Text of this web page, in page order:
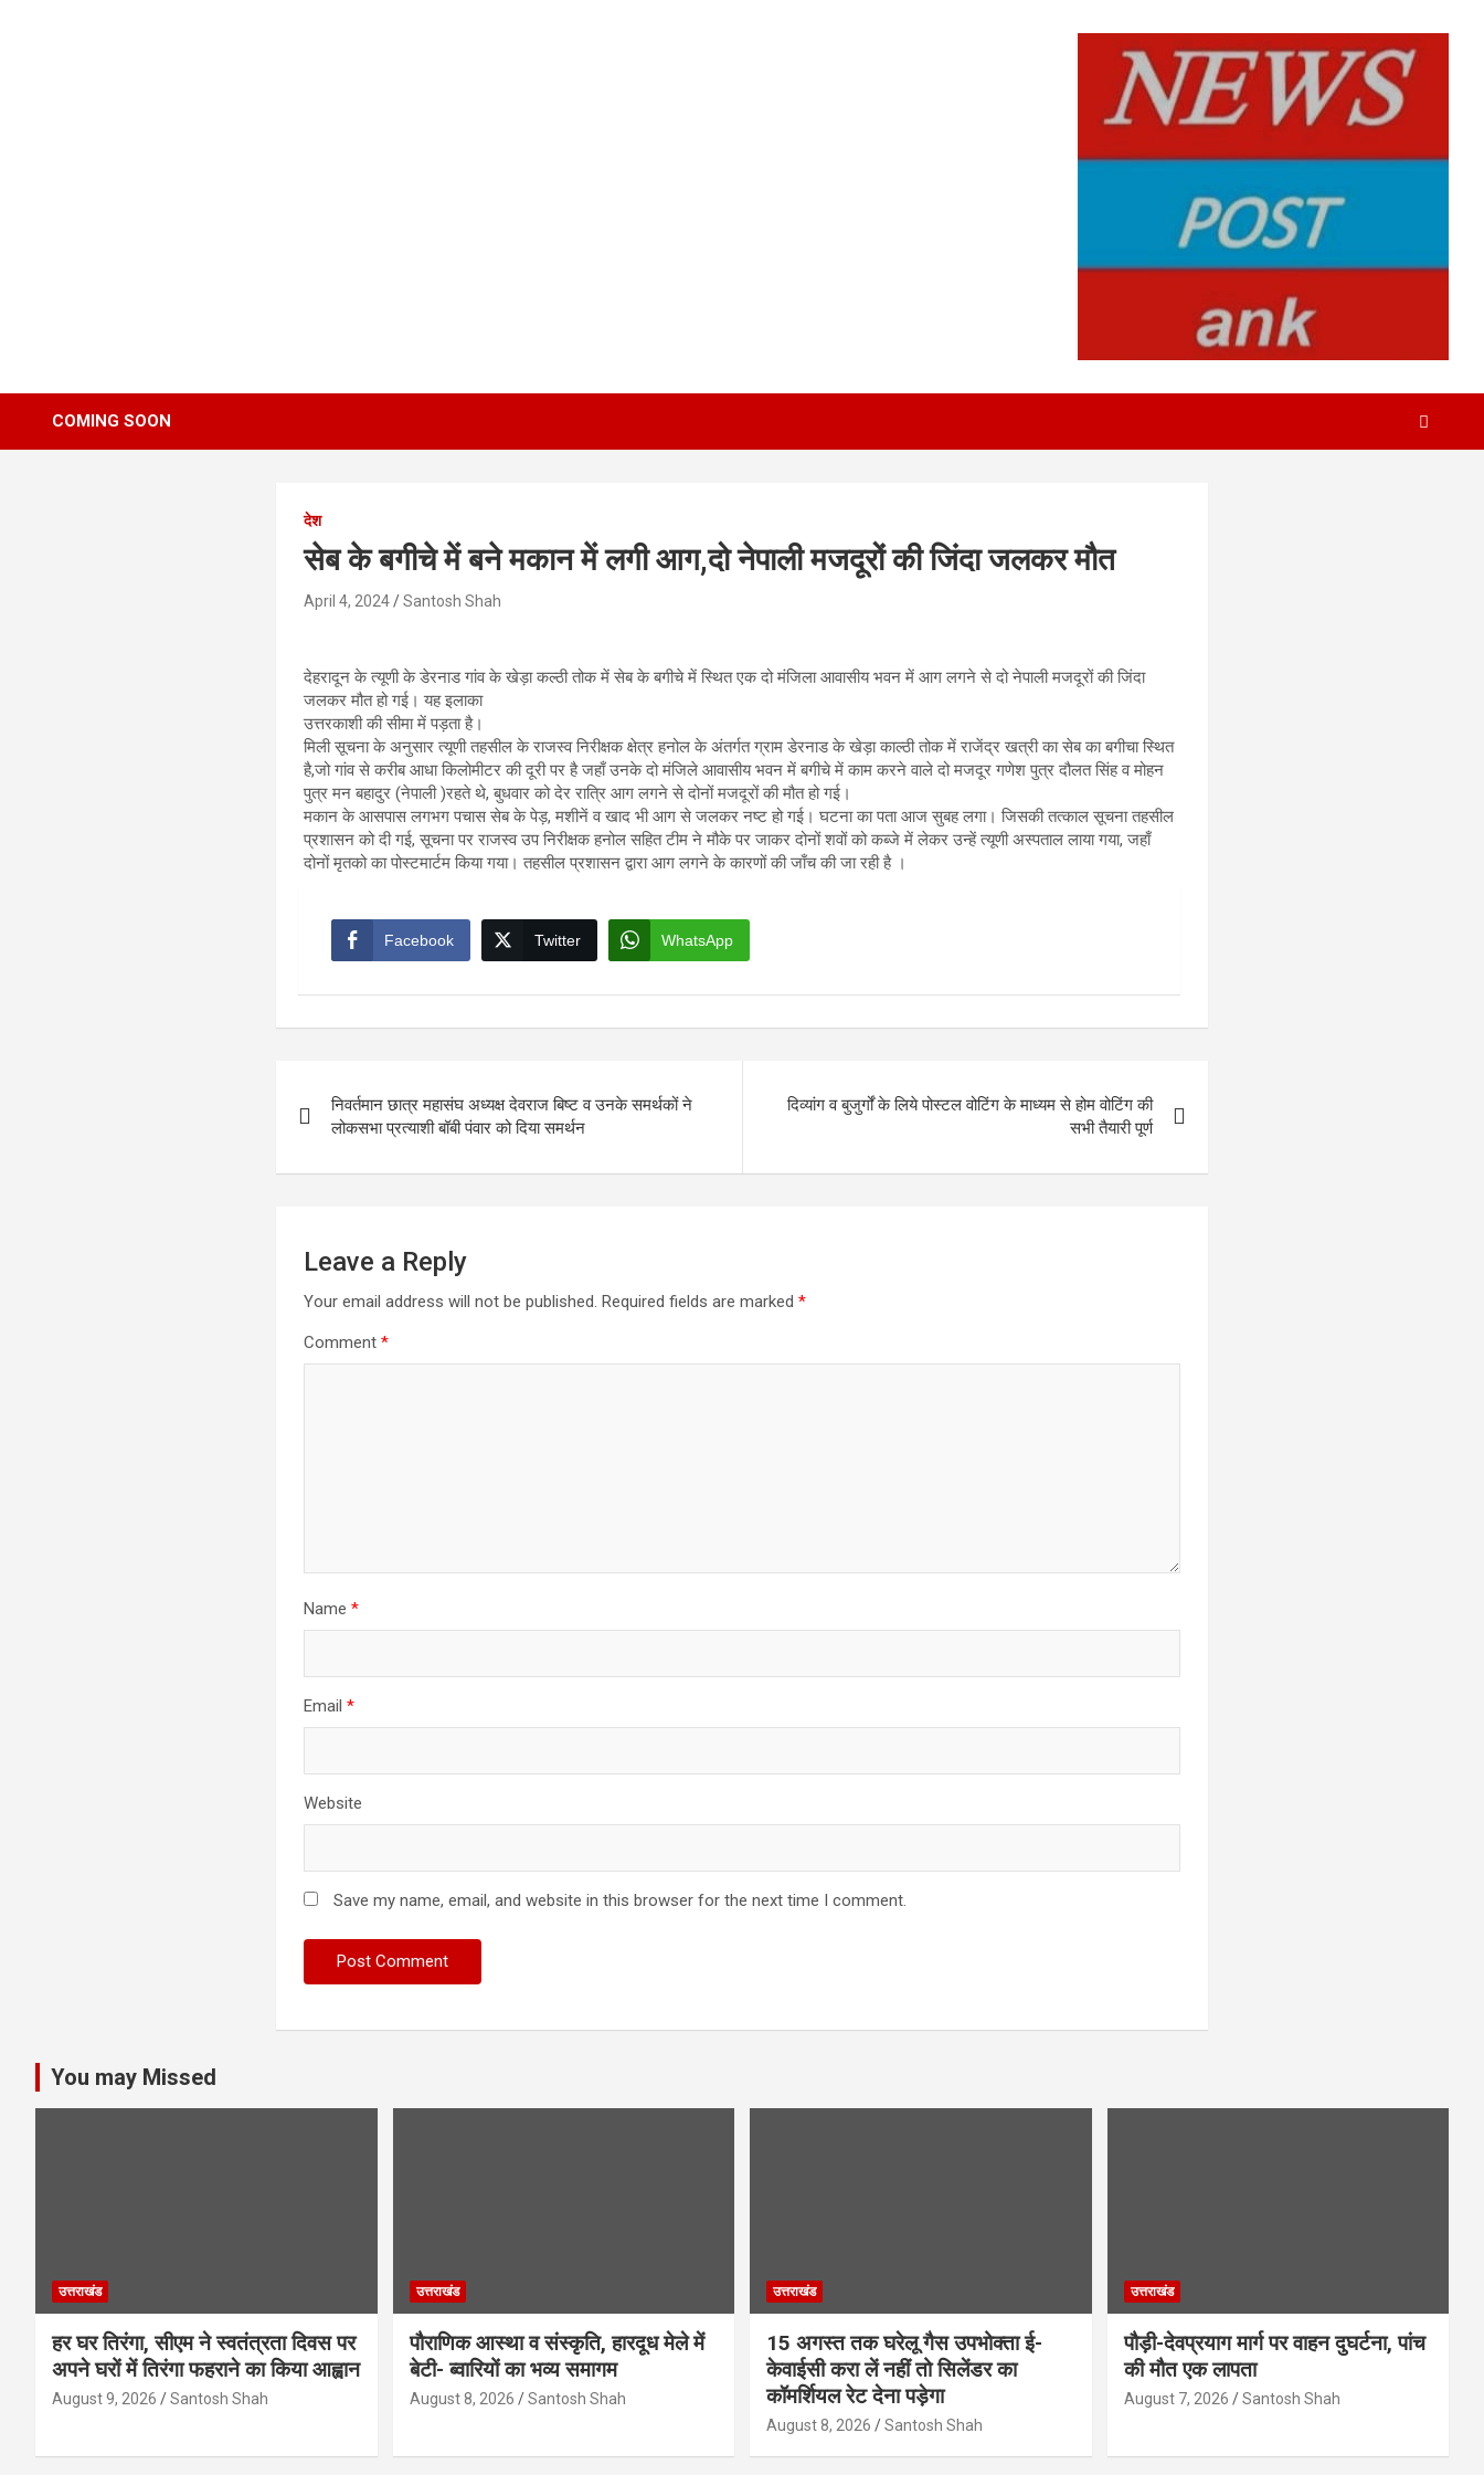
COMING SOON
देश
सेब के बगीचे में बने मकान में लगी आग,दो नेपाली मजदूरों की जिंदा जलकर मौत
April 4, 2024 Santosh Shah
देहरादून के त्यूणी के डेरनाड गांव के खेड़ा कल्ठी तोक में सेब के बगीचे में स्थित एक दो मंजिला आवासीय भवन में आग लगने से दो नेपाली मजदूरों की जिंदा
जलकर मौत हो गई। यह इलाका
उत्तरकाशी की सीमा में पड़ता है।
मिली सूचना के अनुसार त्यूणी तहसील के राजस्व निरीक्षक क्षेत्र हनोल के अंतर्गत ग्राम डेरनाड के खेड़ा काल्ठी तोक में राजेंद्र खत्री का सेब का बगीचा स्थित
है,जो गांव से करीब आधा किलोमीटर की दूरी पर है जहाँ उनके दो मंजिले आवासीय भवन में बगीचे में काम करने वाले दो मजदूर गणेश पुत्र दौलत सिंह व मोहन
पुत्र मन बहादुर (नेपाली )रहते थे, बुधवार को देर रात्रि आग लगने से दोनों मजदूरों की मौत हो गई।
मकान के आसपास लगभग पचास सेब के पेड़, मशीनें व खाद भी आग से जलकर नष्ट हो गई। घटना का पता आज सुबह लगा। जिसकी तत्काल सूचना तहसील
प्रशासन को दी गई, सूचना पर राजस्व उप निरीक्षक हनोल सहित टीम ने मौके पर जाकर दोनों शवों को कब्जे में लेकर उन्हें त्यूणी अस्पताल लाया गया, जहाँ
दोनों मृतको का पोस्टमार्टम किया गया। तहसील प्रशासन द्वारा आग लगने के कारणों की जाँच की जा रही है ।
Facebook Twitter WhatsApp
navigation
निवर्तमान छात्र महासंघ अध्यक्ष देवराज बिष्ट व उनके समर्थकों ने
लोकसभा प्रत्याशी बॉबी पंवार को दिया समर्थन
दिव्यांग व बुजुर्गों के लिये पोस्टल वोटिंग के माध्यम से होम वोटिंग की
सभी तैयारी पूर्ण
Leave a Reply
Your email address will not be published. Required fields are marked*
Comment*
Name*
Email*
Website
Save my name, email, and website in this browser for the next time I comment.
You may Missed
उत्तराखंड
हर घर तिरंगा, सीएम ने स्वतंत्रता दिवस पर
अपने घरों में तिरंगा फहराने का किया आह्वान
August 9, 2026 Santosh Shah
उत्तराखंड
पौराणिक आस्था व संस्कृति, हारदूध मेले में
बेटी- ब्वारियों का भव्य समागम
August 8, 2026 Santosh Shah
उत्तराखंड
15 अगस्त तक घरेलू गैस उपभोक्ता ई-
केवाईसी करा लें नहीं तो सिलेंडर का
कॉमर्शियल रेट देना पड़ेगा
August 8, 2026 Santosh Shah
उत्तराखंड
पौड़ी-देवप्रयाग मार्ग पर वाहन दुघर्टना, पांच
की मौत एक लापता
August 7, 2026 Santosh Shah